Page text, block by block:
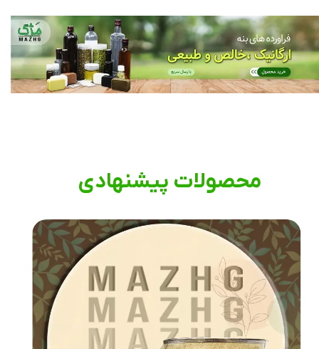
محصولات پیشنهادی